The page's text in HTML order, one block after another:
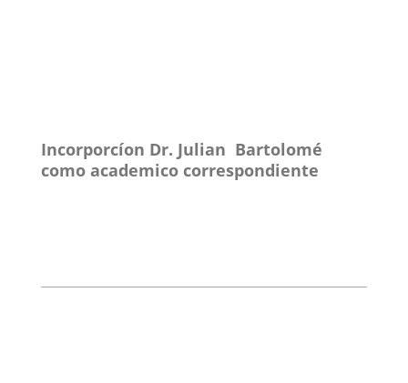
Incorporcíon Dr. Julian Bartolomé
como academico correspondiente